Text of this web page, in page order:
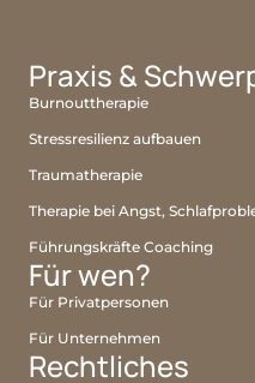
Praxis &
Burnouttherapie
Stressresilienz aufbauen
Traumatherapie
Therapie bei Angst,
Führungskräfte Coaching
Für wen?
Für Privatpersonen
Für Unternehmen
Rechtliches